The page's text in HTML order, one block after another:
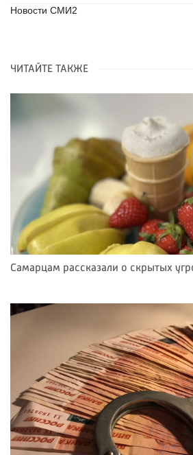
Новости СМИ2
ЧИТАЙТЕ ТАКЖЕ
Самарцам рассказали о скрытых